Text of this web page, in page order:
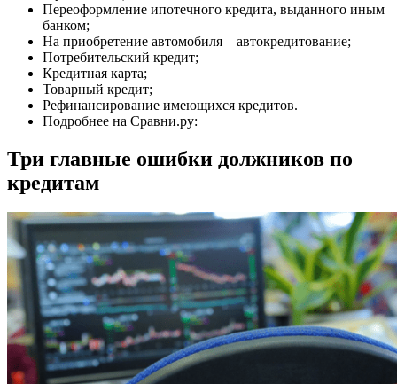
Переоформление ипотечного кредита, выданного иным
банком;
На приобретение автомобиля – автокредитование;
Потребительский кредит;
Кредитная карта;
Товарный кредит;
Рефинансирование имеющихся кредитов.
Подробнее на Сравни.ру:
Три главные ошибки должников по
кредитам